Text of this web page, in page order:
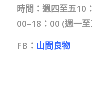
時間：週四至五10
00–18：00 (週一
FB： 山間良物